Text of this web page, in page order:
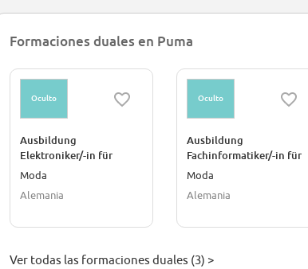
Formaciones duales en Puma
Oculto
Ausbildung
Elektroniker/-in für
Gebäude und
Moda
Alemania
Oculto
Ausbildung
Fachinformatiker/-in für
Systemintegration
Moda
Alemania
Ver todas las formaciones duales (3) >